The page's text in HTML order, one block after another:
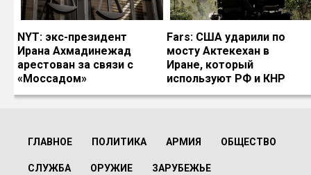
NYT: экс-президент
Ирана Ахмадинежад
арестован за связи с
«Моссадом»
Fars: США ударили по
мосту Актекехан в
Иране, который
используют РФ и КНР
ГЛАВНОЕ ПОЛИТИКА АРМИЯ ОБЩЕСТВО
СЛУЖБА ОРУЖИЕ ЗАРУБЕЖЬЕ